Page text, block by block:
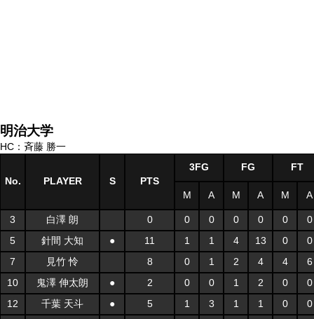
明治大学
HC：斉藤 勝一
No. PLAYER S PTS
3FG FG FT
M A M A M A
3 白澤 朗 0 0 0 0 0 0
0
5
針間 大知 ● 11 1 1 4 13 0
0
7
見竹 怜 8 0 1 2 4 4
6
10
鬼澤 伸太朗 ● 2 0 0 1 2 0
0
12
千葉 天斗 ● 5 1 3 1 1 0
0